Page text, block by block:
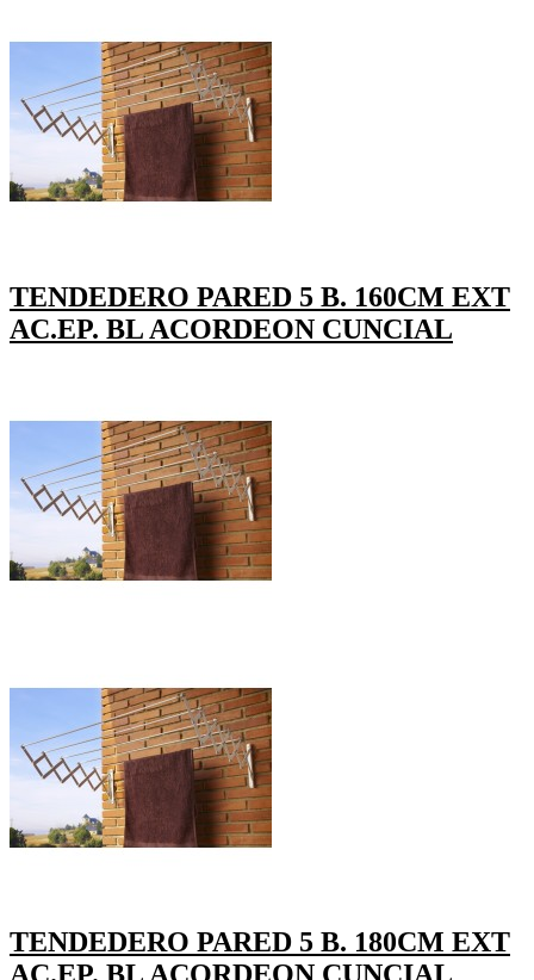
TENDEDERO PARED 5 B. 160CM EXT
AC.EP. BL ACORDEON CUNCIAL
TENDEDERO PARED 5 B. 180CM EXT